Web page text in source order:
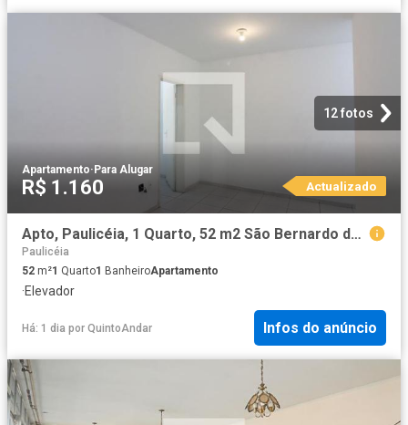
12 fotos
Apartamento· Para Alugar
R$ 1.160 Actualizado
Apto, Paulicéia, 1 Quarto, 52 m2 São Bernardo do Campo
Paulicéia
52 m²1 Quarto1 BanheiroApartamento
·Elevador
Há: 1 dia por QuintoAndar Infos do anúncio